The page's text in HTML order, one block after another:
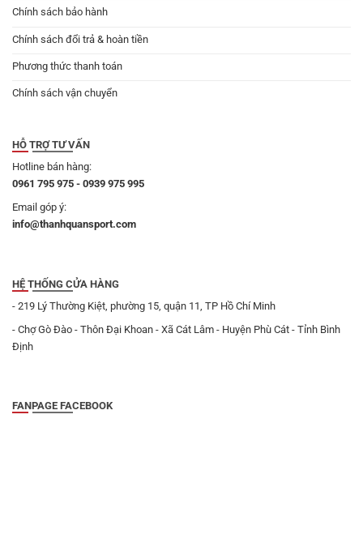
Chính sách bảo hành
Chính sách đổi trả & hoàn tiền
Phương thức thanh toán
Chính sách vận chuyển
HỖ TRỢ TƯ VẤN
Hotline bán hàng:
0961 795 975 - 0939 975 995
Email góp ý:
info@thanhquansport.com
HỆ THỐNG CỬA HÀNG
- 219 Lý Thường Kiệt, phường 15, quận 11, TP Hồ Chí Minh
- Chợ Gò Đào - Thôn Đại Khoan - Xã Cát Lâm - Huyện Phù Cát - Tỉnh Bình
Định
FANPAGE FACEBOOK